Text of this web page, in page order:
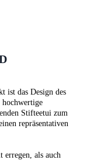
ist das Design des
hochwertige
Stifteetui zum
repräsentativen
erregen, als auch